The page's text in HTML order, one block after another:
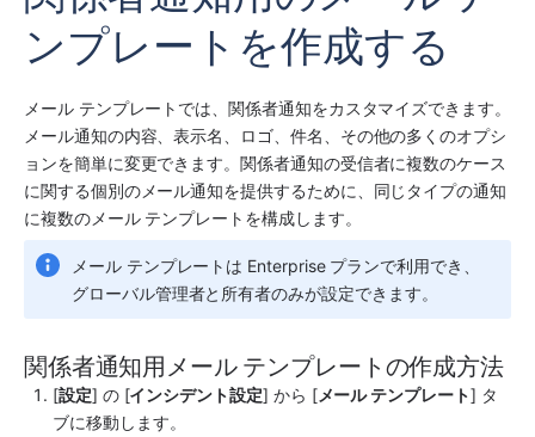
ンプレートを作成する
メール テンプレートでは、関係者通知をカスタマイズできます。
メール通知の内容、表示名、ロゴ、件名、その他の多くのオプシ
ョンを簡単に変更できます。関係者通知の受信者に複数のケース
に関する個別のメール通知を提供するために、同じタイプの通知
に複数のメール テンプレートを構成します。
メール テンプレートは Enterprise プランで利用でき、
グローバル管理者と所有者のみが設定できます。
関係者通知用メール テンプレートの作成方法
[設定] の [インシデント設定] から [メール テンプレート] タ
ブに移動します。